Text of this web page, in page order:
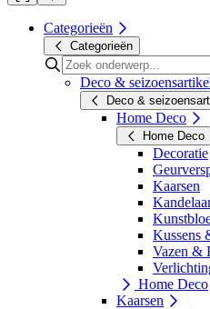
Categorieën
Categorieën
Deco &
Deco &
Home Deco
Home Deco
Decoratie
Kaarsen
Kussens
Vazen &
Home Deco
Kaarsen